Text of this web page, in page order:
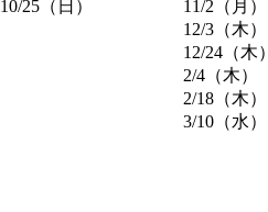
10/25（日）
11/2（月）
12/3（木）
12/24（木）
2/4（木）
2/18（木）
3/10（水）